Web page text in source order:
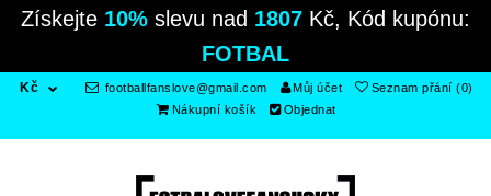
Získejte 10% slevu nad 1807 Kč, Kód kupónu:
FOTBAL
Kč footballfanslove@gmail.com Můj účet
Seznam přání (0)
Nákupní košík
Objednat